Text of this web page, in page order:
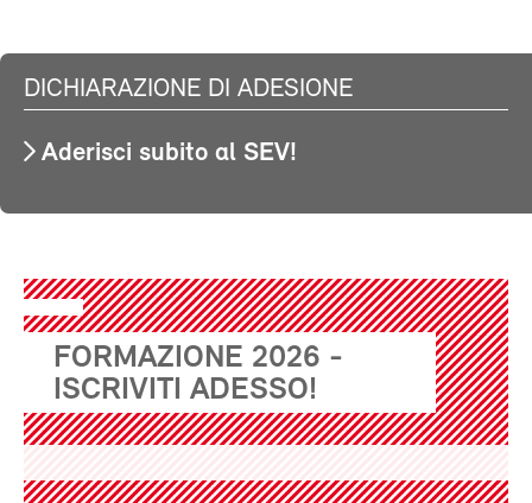
DICHIARAZIONE DI ADESIONE
Aderisci subito al SEV!
FORMAZIONE 2026 -
ISCRIVITI ADESSO!